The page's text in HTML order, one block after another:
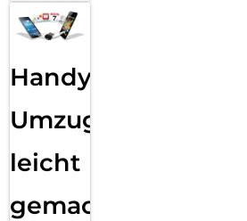
Handy
Umzug
leicht
gemacht!